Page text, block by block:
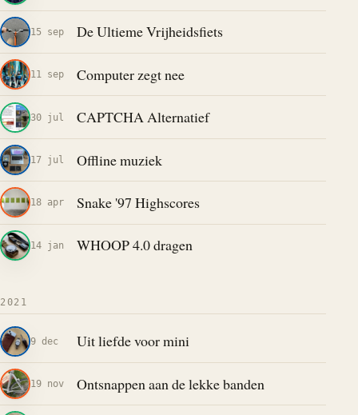
15 sep De Ultieme Vrijheidsfiets
11 sep Computer zegt nee
30 jul CAPTCHA Alternatief
17 jul Offline muziek
18 apr Snake '97 Highscores
14 jan WHOOP 4.0 dragen
2021
9 dec Uit liefde voor mini
19 nov Ontsnappen aan de lekke banden